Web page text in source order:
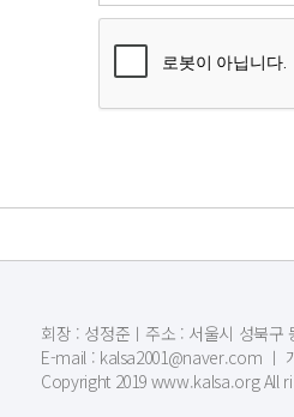
회장 : 성정준ㅣ주소 : 서울시 성북구
E-mail : kalsa2001@naver.com ㅣ
Copyright 2019 www.kalsa.org All